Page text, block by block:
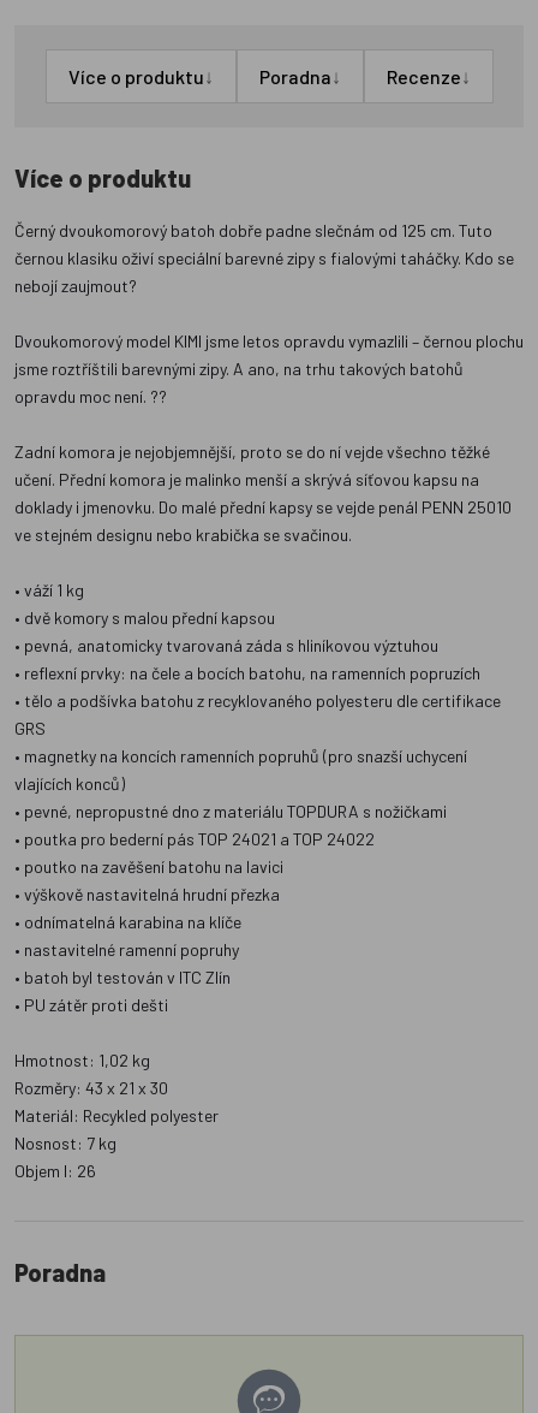
Více o produktu↓ Poradna↓ Recenze↓
Více o produktu
Černý dvoukomorový batoh dobře padne slečnám od 125 cm. Tuto
černou klasiku oživí speciální barevné zipy s fialovými taháčky. Kdo se
nebojí zaujmout?
Dvoukomorový model KIMI jsme letos opravdu vymazlili – černou plochu
jsme roztříštili barevnými zipy. A ano, na trhu takových batohů
opravdu moc není. ??
Zadní komora je nejobjemnější, proto se do ní vejde všechno těžké
učení. Přední komora je malinko menší a skrývá síťovou kapsu na
doklady i jmenovku. Do malé přední kapsy se vejde penál PENN 25010
ve stejném designu nebo krabička se svačinou.
• váží 1 kg
• dvě komory s malou přední kapsou
• pevná, anatomicky tvarovaná záda s hliníkovou výztuhou
• reflexní prvky: na čele a bocích batohu, na ramenních popruzích
• tělo a podšívka batohu z recyklovaného polyesteru dle certifikace
GRS
• magnetky na koncích ramenních popruhů (pro snazší uchycení
vlajících konců)
• pevné, nepropustné dno z materiálu TOPDURA s nožičkami
• poutka pro bederní pás TOP 24021 a TOP 24022
• poutko na zavěšení batohu na lavici
• výškově nastavitelná hrudní přezka
• odnímatelná karabina na klíče
• nastavitelné ramenní popruhy
• batoh byl testován v ITC Zlín
• PU zátěr proti dešti
Hmotnost: 1,02 kg
Rozměry: 43 x 21 x 30
Materiál: Recykled polyester
Nosnost: 7 kg
Objem l: 26
Poradna